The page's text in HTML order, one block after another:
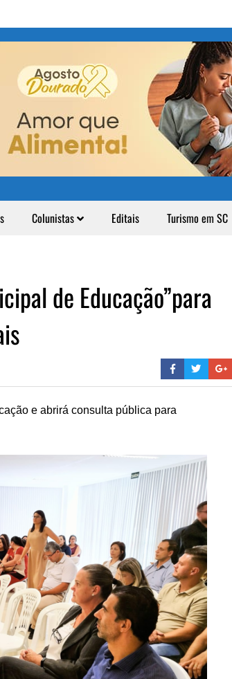
Colunistas Editais Turismo em SC
de Educação”para
e abrirá consulta pública para